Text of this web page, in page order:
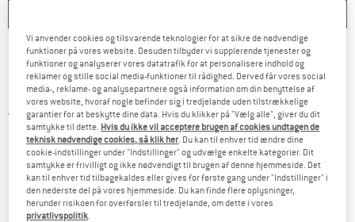
ENDURA -FS260-Pro Thermo Handschuh -
Handsker
5,0(1)
Vi anvender cookies og tilsvarende teknologier for at sikre de nødvendige
funktioner på vores website. Desuden tilbyder vi supplerende tjenester og
funktioner og analyserer vores datatrafik for at personalisere indhold og
reklamer og stille social media-funktioner til rådighed. Derved får vores social
media-, reklame- og analysepartnere også information om din benyttelse af
vores website, hvoraf nogle befinder sig i tredjelande uden tilstrækkelige
garantier for at beskytte dine data. Hvis du klikker på "Vælg alle", giver du dit
samtykke til dette. Hvis du ikke vil acceptere brugen af cookies undtagen de
teknisk nødvendige cookies, så klik her . Du kan til enhver tid ændre dine
cookie-indstillinger under "Indstillinger" og udvælge enkelte kategorier. Dit
samtykke er frivilligt og ikke nødvendigt til brugen af denne hjemmeside. Det
kan til enhver tid tilbagekaldes eller gives for første gang under "Indstillinger" i
den nederste del på vores hjemmeside. Du kan finde flere oplysninger,
herunder risikoen for overførsler til tredjelande, om dette i vores
privatlivspolitik